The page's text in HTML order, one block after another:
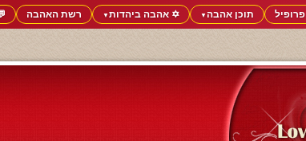
פרופיל תוכן אהבה▼ ✡️ אהבה ביהדות▼ רשת האהבה